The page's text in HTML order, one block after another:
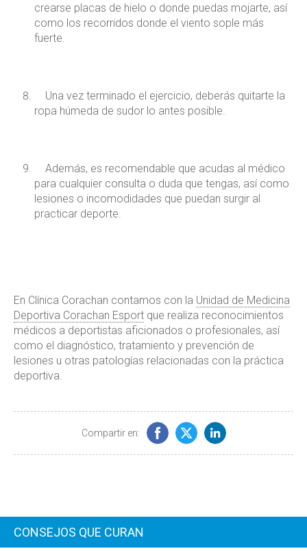
crearse placas de hielo o donde puedas mojarte, así
como los recorridos donde el viento sople más
fuerte.
Una vez terminado el ejercicio, deberás quitarte la
ropa húmeda de sudor lo antes posible.
Además, es recomendable que acudas al médico
para cualquier consulta o duda que tengas, así como
lesiones o incomodidades que puedan surgir al
practicar deporte.
En Clínica Corachan contamos con la Unidad de Medicina
Deportiva Corachan Esport que realiza reconocimientos
médicos a deportistas aficionados o profesionales, así
como el diagnóstico, tratamiento y prevención de
lesiones u otras patologías relacionadas con la práctica
deportiva.
Compartir en:
CONSEJOS QUE CURAN